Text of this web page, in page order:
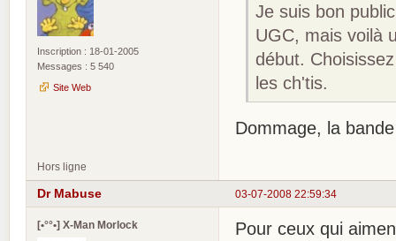
Inscription : 18-01-2005
Messages : 5 540
Site Web
Je suis bon
UGC, mais voilà
début.
les ch'tis.
Dommage, la
Hors ligne
03-07-2008 22:59:34
Dr Mabuse
[•°°•] X-Man Morlock
Pour ceux qui